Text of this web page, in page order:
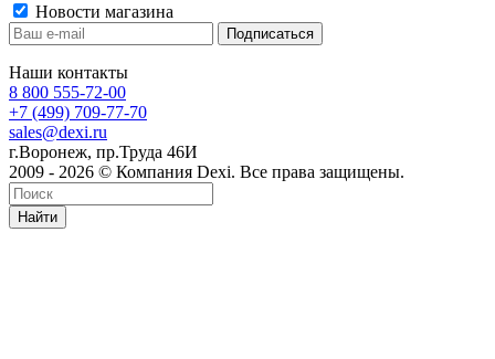
Новости магазина
Наши контакты
8 800 555-72-00
+7 (499) 709-77-70
sales@dexi.ru
г.Воронеж, пр.Труда 46И
2009 - 2026 © Компания Dexi. Все права защищены.
Найти